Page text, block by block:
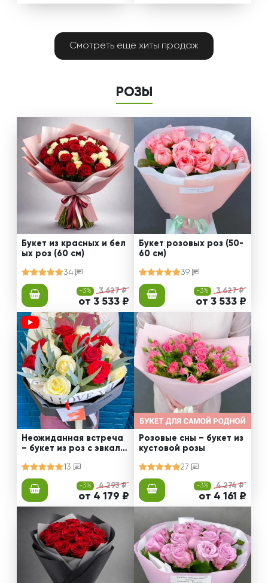
Смотреть еще хиты продаж
РОЗЫ
Букет из красных и бел
ых роз (60 см)
34
-3% 3 627 ₽
от 3 533 ₽
Букет розовых роз (50-
60 см)
39
-3% 3 627 ₽
от 3 533 ₽
Неожиданная встреча
– букет из роз с эвкали
13
-3% 4 293 ₽
от 4 179 ₽
Розовые сны – букет из
кустовой розы
27
-3% 4 274 ₽
от 4 161 ₽